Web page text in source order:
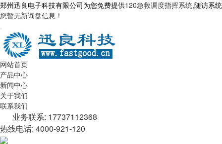
郑州迅良电子科技有限公司为您免费提供120急救调度指挥系统,随访系
您暂无新询盘信息！
网站首页
产品中心
新闻中心
关于我们
联系我们
业务联系: 17737112368
热线电话: 4000-921-120